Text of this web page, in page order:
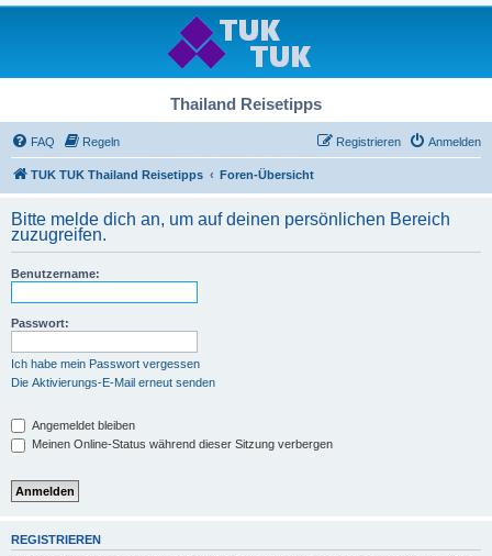
Thailand Reisetipps
FAQ Regeln Anmelden
Registrieren
TUK TUK Thailand Reisetipps Foren-Übersicht
Bitte melde dich an, um auf deinen persönlichen Bereich
zuzugreifen.
Benutzername:
Passwort:
Ich habe mein Passwort vergessen
Die Aktivierungs-E-Mail erneut senden
Angemeldet bleiben
Meinen Online-Status während dieser Sitzung verbergen
REGISTRIEREN